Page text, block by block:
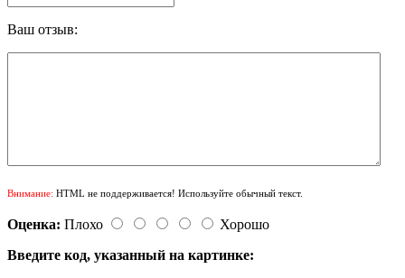
Ваш отзыв:
Внимание: HTML не поддерживается! Используйте обычный текст.
Оценка: Плохо
Хорошо
Введите код, указанный на картинке: